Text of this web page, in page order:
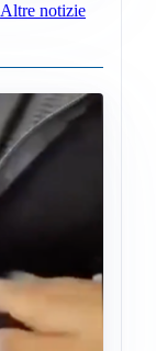
Altre notizie